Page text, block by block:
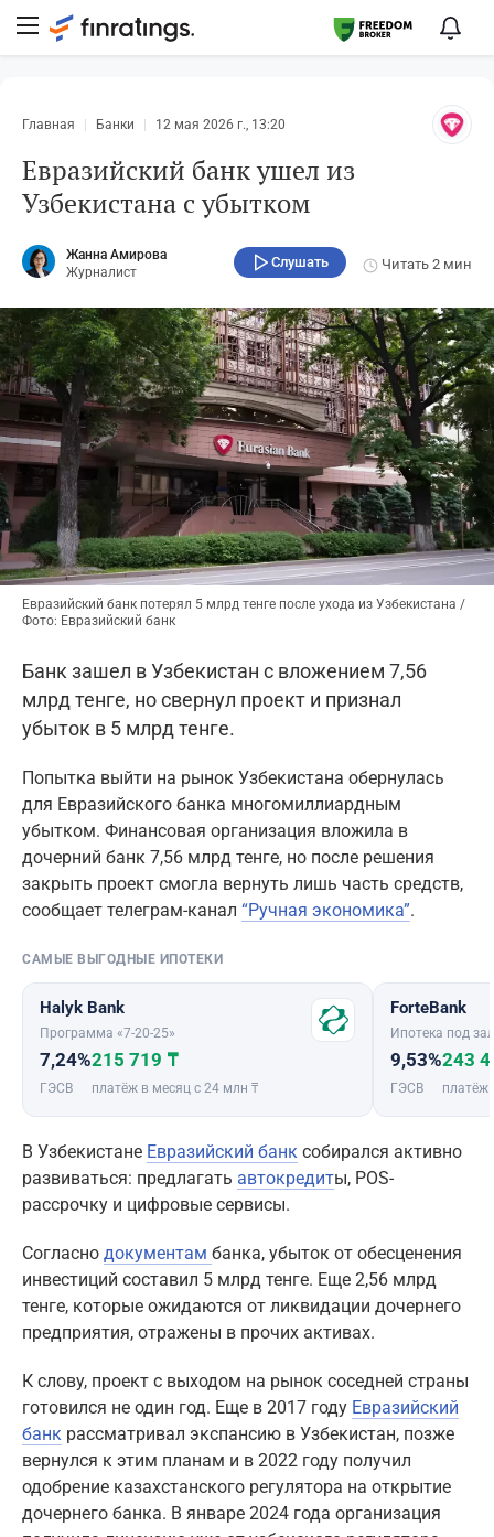
Главная Банки 12 мая 2026 г., 13:20
Евразийский банк ушел из
Узбекистана с убытком
Жанна Амирова
Журналист
Слушать Читать 2 мин
Евразийский банк потерял 5 млрд тенге после ухода из Узбекистана /
Фото: Евразийский банк
Банк зашел в Узбекистан с вложением 7,56
млрд тенге, но свернул проект и признал
убыток в 5 млрд тенге.
Попытка выйти на рынок Узбекистана обернулась
для Евразийского банка многомиллиардным
убытком. Финансовая организация вложила в
дочерний банк 7,56 млрд тенге, но после решения
закрыть проект смогла вернуть лишь часть средств,
сообщает телеграм-канал “Ручная экономика”.
САМЫЕ ВЫГОДНЫЕ ИПОТЕКИ
Halyk Bank
Программа «7-20-25»
7,24%
ГЭСВ
215 719 ₸
платёж в месяц с 24 млн ₸
ForteBank
Ипотека под
9,53%
ГЭСВ
243
платёж
В Узбекистане Евразийский банк собирался активно
развиваться: предлагать автокредиты, POS-
рассрочку и цифровые сервисы.
Согласно документам банка, убыток от обесценения
инвестиций составил 5 млрд тенге. Еще 2,56 млрд
тенге, которые ожидаются от ликвидации дочернего
предприятия, отражены в прочих активах.
К слову, проект с выходом на рынок соседней страны
готовился не один год. Еще в 2017 году Евразийский
банк рассматривал экспансию в Узбекистан, позже
вернулся к этим планам и в 2022 году получил
одобрение казахстанского регулятора на открытие
дочернего банка. В январе 2024 года организация